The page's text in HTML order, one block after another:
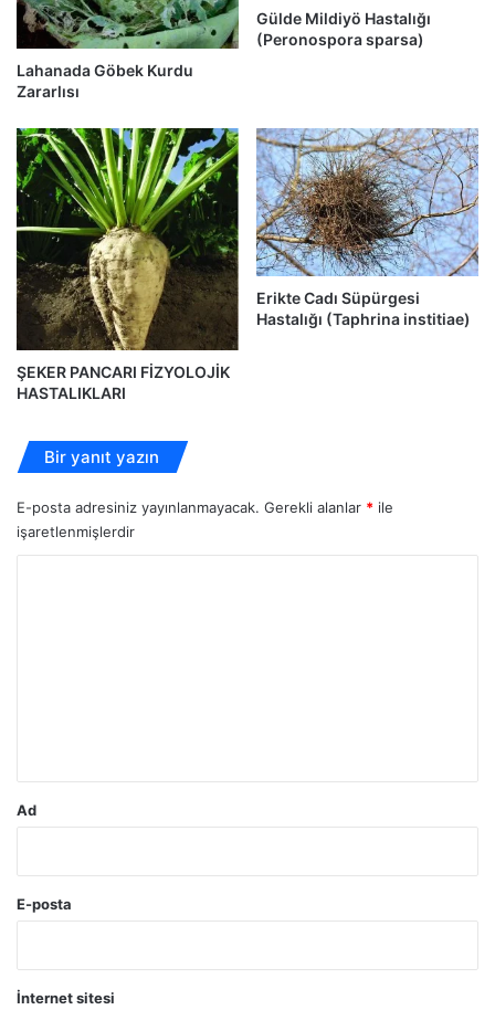
Lahanada Göbek Kurdu
Zararlısı
Gülde Mildiyö Hastalığı
(Peronospora sparsa)
ŞEKER PANCARI FİZYOLOJİK
HASTALIKLARI
Erikte Cadı Süpürgesi
Hastalığı (Taphrina institiae)
Bir yanıt yazın
E-posta adresiniz yayınlanmayacak. Gerekli alanlar * ile
işaretlenmişlerdir
Ad
E-posta
İnternet sitesi